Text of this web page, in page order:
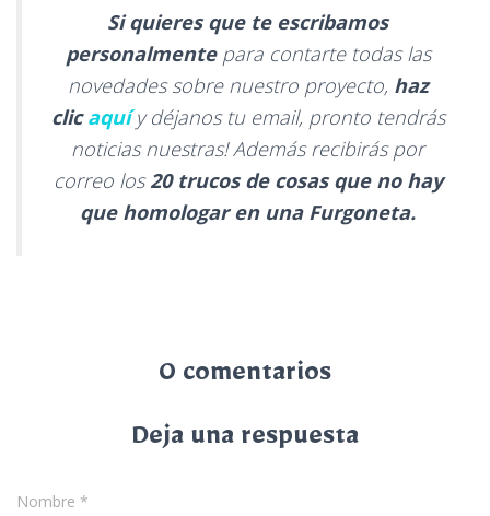
Si quieres que te escribamos
personalmentepara contarte todas las
novedades sobre nuestro proyecto, haz
clic aquíy déjanos tu email, pronto tendrás
noticias nuestras! Además recibirás por
correo los20 trucos de cosas que no hay
que homologar en una Furgoneta.
0 comentarios
Deja una respuesta
Nombre *